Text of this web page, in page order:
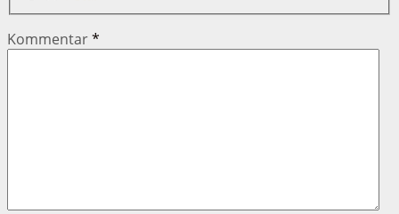
Kommentar*